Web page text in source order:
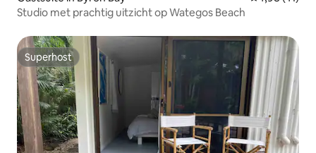
Studio met prachtig uitzicht op Wategos Beach
Superhost
Superhost